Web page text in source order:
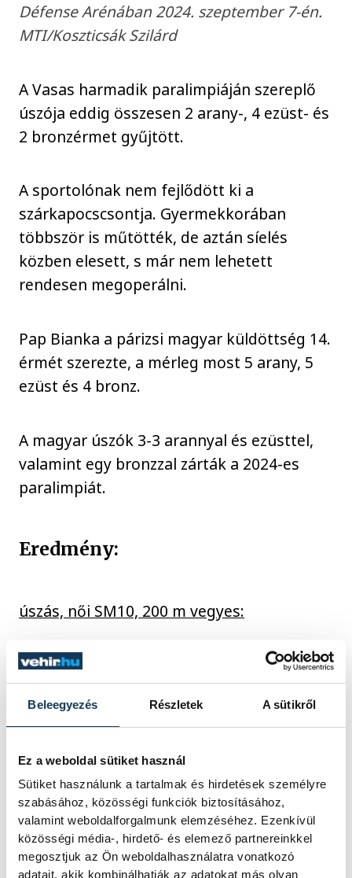
Beleegyezés Részletek A sütikről
Ez a weboldal sütiket használ
Sütiket használunk a tartalmak és hirdetések személyre
szabásához, közösségi funkciók biztosításához,
valamint weboldalforgalmunk elemzéséhez. Ezenkívül
közösségi média-, hirdető- és elemező partnereinkkel
megosztjuk az Ön weboldalhasználatra vonatkozó
adatait, akik kombinálhatják az adatokat más olyan
Défense Arénában 2024. szeptember 7-én.
MTI/Koszticsák Szilárd
A Vasas harmadik paralimpiáján szereplő
úszója eddig összesen 2 arany-, 4 ezüst- és
2 bronzérmet gyűjtött.
A sportolónak nem fejlődött ki a
szárkapocscsontja. Gyermekkorában
többször is műtötték, de aztán síelés
közben elesett, s már nem lehetett
rendesen megoperálni.
Pap Bianka a párizsi magyar küldöttség 14.
érmét szerezte, a mérleg most 5 arany, 5
ezüst és 4 bronz.
A magyar úszók 3-3 arannyal és ezüsttel,
valamint egy bronzzal zárták a 2024-es
paralimpiát.
Eredmény:
úszás, női SM10, 200 m vegyes:
1. Csang Meng (Kína) 2:26.81 p
2. PAP BIANKA 2:29.02
3. Tatyana Lebrun (Belgium) 2:32.79
sport úszás
Párizs 2024
paralimpia
Pap Bianka